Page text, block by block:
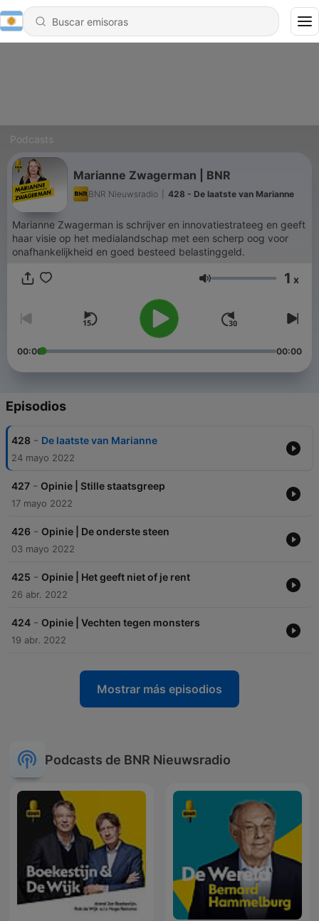
Podcasts
Marianne Zwagerman | BNR
BNR Nieuwsradio 428 - De laatste van Marianne
Marianne Zwagerman is schrijver en innovatiestrateeg en geeft
haar visie op het medialandschap met een scherp oog voor
onafhankelijkheid en goed besteed belastinggeld.
Volumen 1 x
00:00 00:00
Episodios
428 - De laatste van Marianne
24 mayo 2022
427 - Opinie | Stille staatsgreep
17 mayo 2022
426 - Opinie | De onderste steen
03 mayo 2022
425 - Opinie | Het geeft niet of je rent
26 abr. 2022
424 - Opinie | Vechten tegen monsters
19 abr. 2022
Mostrar más episodios
Podcasts de BNR Nieuwsradio